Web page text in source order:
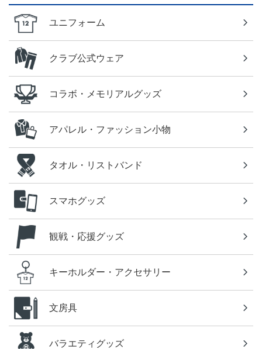
ユニフォーム
クラブ公式ウェア
コラボ・メモリアルグッズ
アパレル・ファッション小物
タオル・リストバンド
スマホグッズ
観戦・応援グッズ
キーホルダー・アクセサリー
文房具
バラエティグッズ